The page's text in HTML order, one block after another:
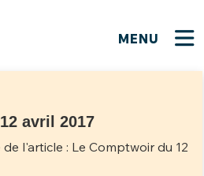
MENU
avril 2017
! FERMER
vous proposer ?
tweets